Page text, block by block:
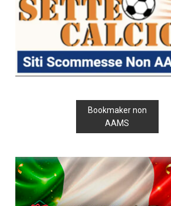
Bookmaker non
AAMS